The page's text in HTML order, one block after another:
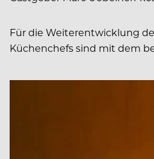
Für die Weiterentwicklung
Küchenchefs sind mit dem